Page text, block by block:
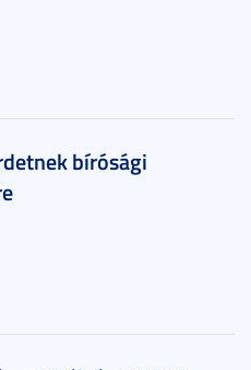
bírósági